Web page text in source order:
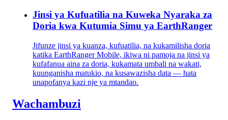
Jinsi ya Kufuatilia na Kuweka Nyaraka za
Doria kwa Kutumia Simu ya EarthRanger
Jifunze jinsi ya kuanza, kufuatilia, na kukamilisha doria
katika EarthRanger Mobile, ikiwa ni pamoja na jinsi ya
kufafanua aina za doria, kukamata umbali na wakati,
kuunganisha matukio, na kusawazisha data — hata
unapofanya kazi nje ya mtandao.
Wachambuzi